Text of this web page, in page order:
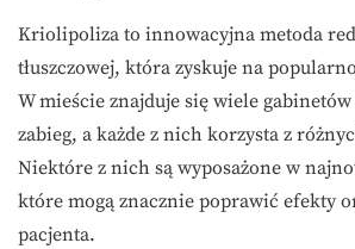
Kriolipoliza to innowacyjna metoda
tłuszczowej, która zyskuje na
W mieście znajduje się wiele
zabieg, a każde z nich korzysta z
Niektóre z nich są wyposażone w
które mogą znacznie poprawić efekty
pacjenta.